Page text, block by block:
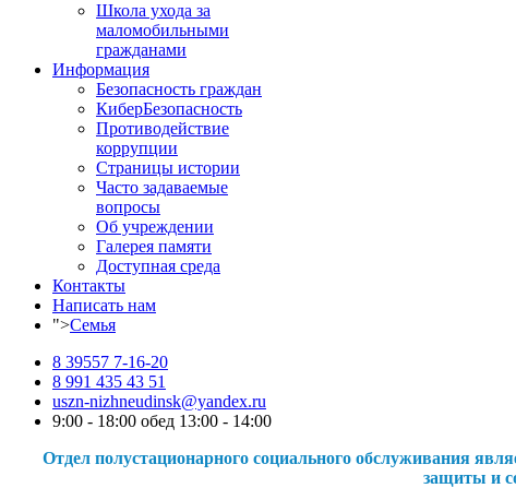
Школа ухода за
маломобильными
гражданами
Информация
Безопасность граждан
КиберБезопасность
Противодействие
коррупции
Страницы истории
Часто задаваемые
вопросы
Об учреждении
Галерея памяти
Доступная среда
Контакты
Написать нам
">Семья
8 39557 7-16-20
8 991 435 43 51
uszn-nizhneudinsk@yandex.ru
9:00 - 18:00 обед 13:00 - 14:00
Отдел полустационарного социального обслуживания
защиты и